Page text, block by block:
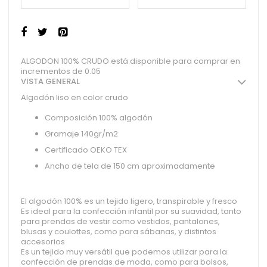
ALGODON 100% CRUDO está disponible para comprar en
incrementos de 0.05
VISTA GENERAL
Algodón liso en color crudo
Composición 100% algodón
Gramaje 140gr/m2
Certificado OEKO TEX
Ancho de tela de 150 cm aproximadamente
El algodón 100% es un tejido ligero, transpirable y fresco
Es ideal para la confección infantil por su suavidad, tanto
para prendas de vestir como vestidos, pantalones,
blusas y coulottes, como para sábanas, y distintos
accesorios
Es un tejido muy versátil que podemos utilizar para la
confección de prendas de moda, como para bolsos,